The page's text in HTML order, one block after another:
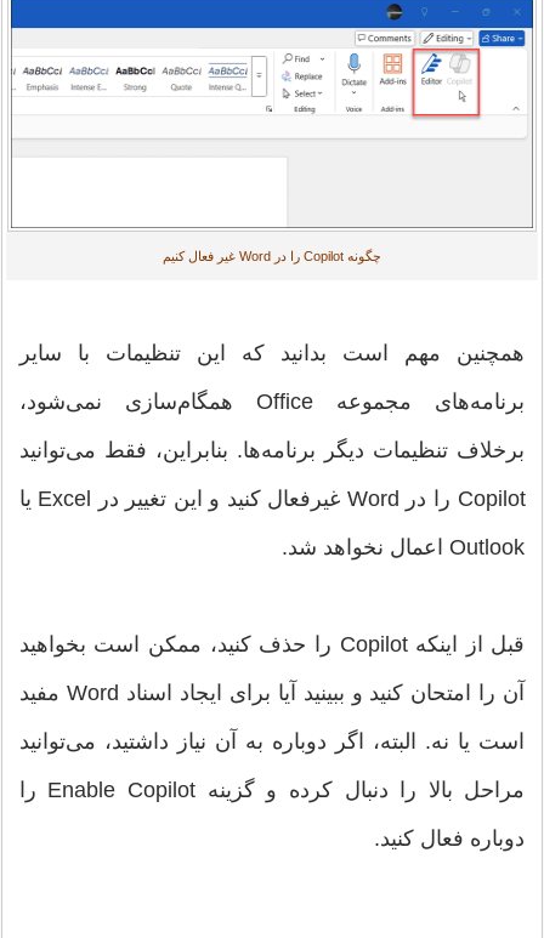
چگونه Copilot را در Word غیر فعال کنیم
همچنین مهم است بدانید که این تنظیمات با سایر
برنامه‌های مجموعه Office همگام‌سازی نمی‌شود،
برخلاف تنظیمات دیگر برنامه‌ها. بنابراین، فقط می‌توانید
Copilot را در Word غیرفعال کنید و این تغییر در Excel یا
Outlook اعمال نخواهد شد.
قبل از اینکه Copilot را حذف کنید، ممکن است بخواهید
آن را امتحان کنید و ببینید آیا برای ایجاد اسناد Word مفید
است یا نه. البته، اگر دوباره به آن نیاز داشتید، می‌توانید
مراحل بالا را دنبال کرده و گزینه Enable Copilot را
دوباره فعال کنید.